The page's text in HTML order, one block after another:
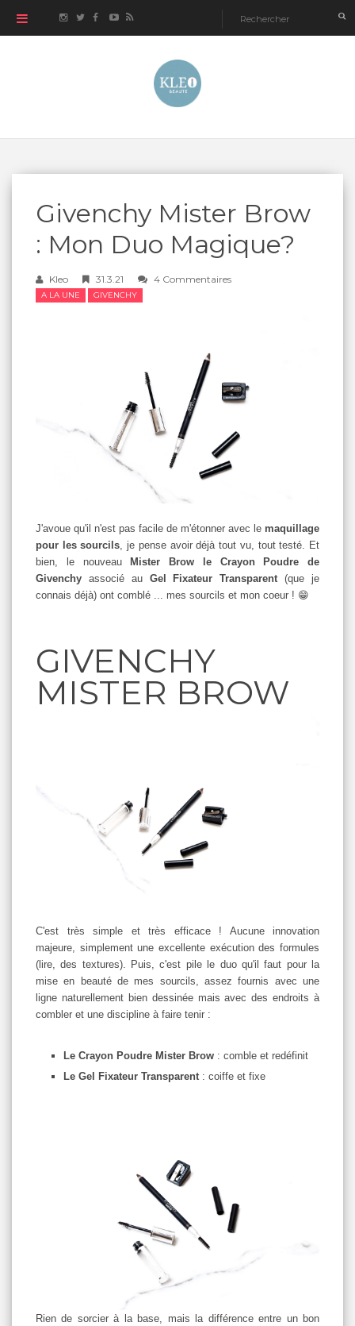
Givenchy Mister Brow
: Mon Duo Magique?
Kleo 31.3.21 4 Commentaires
A LA UNE GIVENCHY
J'avoue qu'il n'est pas facile de m'étonner avec le maquillage
pour les sourcils, je pense avoir déjà tout vu, tout testé. Et
bien, le nouveau
Mister Brow le Crayon Poudre de
Givenchy associé au Gel Fixateur Transparent(que je
connais déjà) ont comblé ... mes sourcils et mon coeur ! 😁
GIVENCHY
MISTER BROW
C'est très simple et très efficace ! Aucune innovation
majeure, simplement une excellente exécution des formules
(lire, des textures). Puis, c'est pile le duo qu'il faut pour la
mise en beauté de mes sourcils, assez fournis avec une
ligne naturellement bien dessinée mais avec des endroits à
combler et une discipline à faire tenir :
Le Crayon Poudre Mister Brow : comble et redéfinit
Le Gel Fixateur Transparent : coiffe et fixe
Rien de sorcier à la base, mais la différence entre un bon